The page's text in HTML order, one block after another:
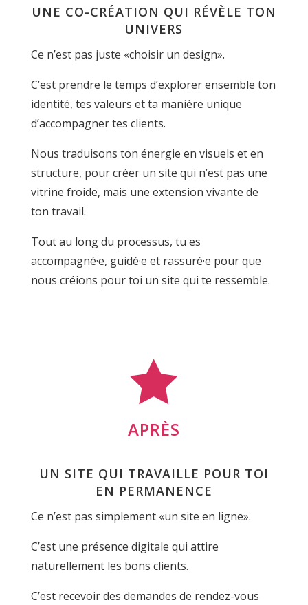
UNE CO-CRÉATION QUI RÉVÈLE TON
UNIVERS
Ce n’est pas juste «choisir un design».
C’est prendre le temps d’explorer ensemble ton
identité, tes valeurs et ta manière unique
d’accompagner tes clients.
Nous traduisons ton énergie en visuels et en
structure, pour créer un site qui n’est pas une
vitrine froide, mais une extension vivante de
ton travail.
Tout au long du processus, tu es
accompagné·e, guidé·e et rassuré·e pour que
nous créions pour toi un site qui te ressemble.

APRÈS
UN SITE QUI TRAVAILLE POUR TOI
EN PERMANENCE
Ce n’est pas simplement «un site en ligne».
C’est une présence digitale qui attire
naturellement les bons clients.
C’est recevoir des demandes de rendez-vous